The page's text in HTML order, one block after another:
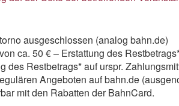
ausgeschlossen (analog bahn.de)
ca. 50 € – Erstattung des
des Restbetrags* auf urspr.
Angeboten auf bahn.de
mit den Rabatten der BahnCard.